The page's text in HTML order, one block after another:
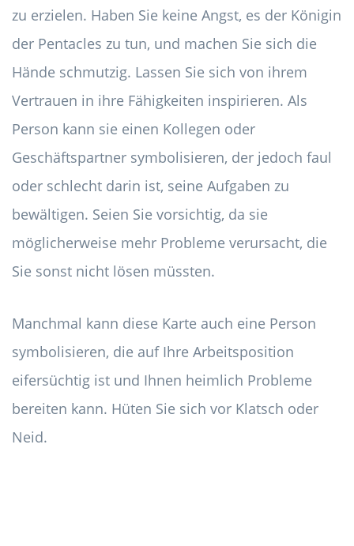
zu erzielen. Haben Sie keine Angst, es der Königin
der Pentacles zu tun, und machen Sie sich die
Hände schmutzig. Lassen Sie sich von ihrem
Vertrauen in ihre Fähigkeiten inspirieren. Als
Person kann sie einen Kollegen oder
Geschäftspartner symbolisieren, der jedoch faul
oder schlecht darin ist, seine Aufgaben zu
bewältigen. Seien Sie vorsichtig, da sie
möglicherweise mehr Probleme verursacht, die
Sie sonst nicht lösen müssten.
Manchmal kann diese Karte auch eine Person
symbolisieren, die auf Ihre Arbeitsposition
eifersüchtig ist und Ihnen heimlich Probleme
bereiten kann. Hüten Sie sich vor Klatsch oder
Neid.